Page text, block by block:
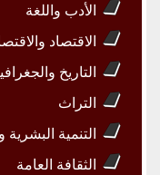
الأدب واللغة
الاقتصاد
التاريخ
التراث
التنمية
الثقافة العامة